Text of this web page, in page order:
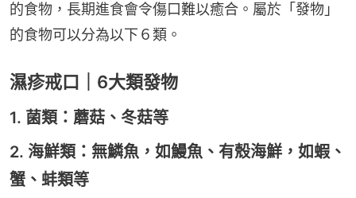
的食物，長期進食會令傷口難以癒合。屬於「發物」
的食物可以分為以下６類。
濕疹戒口｜6大類發物
1. 菌類：蘑菇、冬菇等
2. 海鮮類：無鱗魚，如鰻魚、有殼海鮮，如蝦、
蟹、蚌類等